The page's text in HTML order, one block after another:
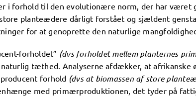
i forhold til den evolutionære norm, der har
planteædere dårligt forstået og sjældent
for at genoprette den naturlige
forholdet” (dvs forholdet mellem planternes
tæthed. Analyserne afdækker, at afrikanske
forhold (dvs at biomassen af store
med primærproduktionen, det tyder på